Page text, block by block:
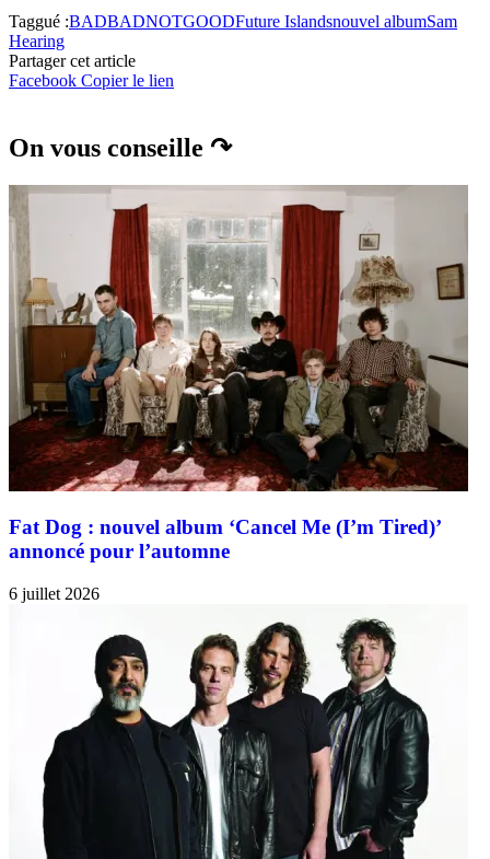
Taggué :BADBADNOTGOODFuture Islandsnouvel albumSam
Hearing
Partager cet article
Facebook Copier le lien
On vous conseille ↷
Fat Dog : nouvel album ‘Cancel Me (I’m Tired)’
annoncé pour l’automne
6 juillet 2026